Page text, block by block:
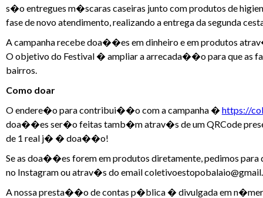
s�o entregues m�scaras caseiras junto com produtos de
fase de novo atendimento, realizando a entrega da segunda
A campanha recebe doa��es em dinheiro e em produtos
O objetivo do Festival � ampliar a arrecada��o para que as
bairros.
Como doar
O endere�o para contribui��o com a campanha � https://
doa��es ser�o feitas tamb�m atrav�s de um QRCode
de 1 real j� � doa��o!
Se as doa��es forem em produtos diretamente, pedimos
no Instagram ou atrav�s do email
A nossa presta��o de contas p�blica � divulgada em